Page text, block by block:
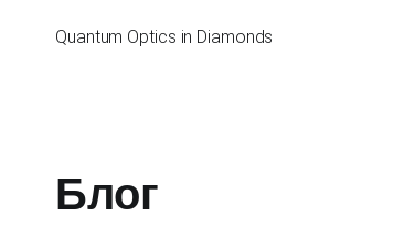
Quantum Optics in Diamonds
Блог